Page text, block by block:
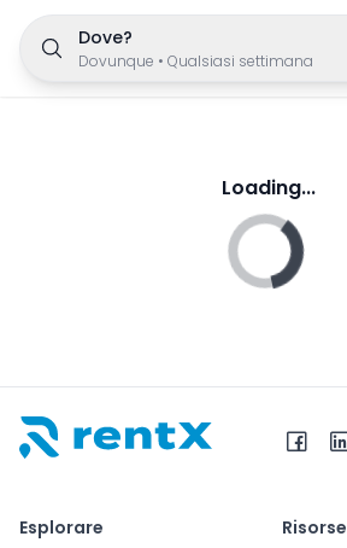
Dove?
Dovunque • Qualsiasi settimana
Loading...
Esplorare
Risorse